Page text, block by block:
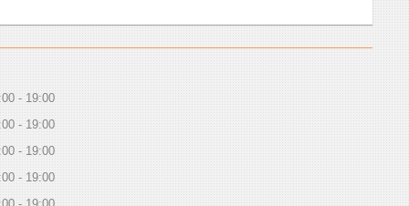
19:00
19:00
19:00
19:00